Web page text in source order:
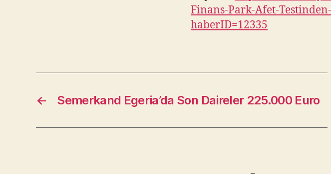
Finans-Park-Afet-
haberID=12335
← Semerkand Egeria’da Son Daireler 225.000 Euro